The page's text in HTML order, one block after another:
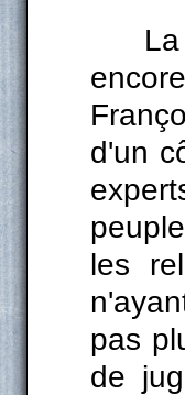
d'un
les
pas
de